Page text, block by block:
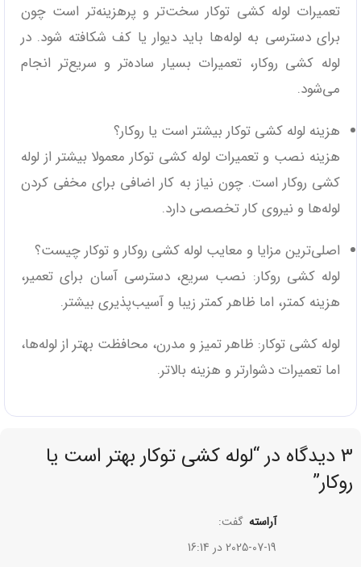
تعمیرات لوله کشی توکار سخت‌تر و پرهزینه‌تر است چون
برای دسترسی به لوله‌ها باید دیوار یا کف شکافته شود. در
لوله کشی روکار، تعمیرات بسیار ساده‌تر و سریع‌تر انجام
می‌شود.
هزینه لوله کشی توکار بیشتر است یا روکار؟
هزینه نصب و تعمیرات لوله کشی توکار معمولا بیشتر از لوله
کشی روکار است. چون نیاز به کار اضافی برای مخفی کردن
لوله‌ها و نیروی کار تخصصی دارد.
اصلی‌ترین مزایا و معایب لوله کشی روکار و توکار چیست؟
لوله کشی روکار: نصب سریع، دسترسی آسان برای تعمیر،
هزینه کمتر، اما ظاهر کمتر زیبا و آسیب‌پذیری بیشتر.
لوله کشی توکار: ظاهر تمیز و مدرن، محافظت بهتر از لوله‌ها،
اما تعمیرات دشوارتر و هزینه بالاتر.
3 دیدگاه در “
لوله کشی توکار بهتر است یا
روکار”
آراسته گفت:
2025-07-19 در 16:14